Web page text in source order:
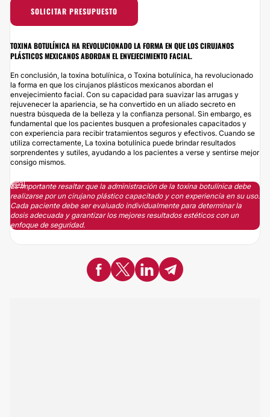
SOLICITAR PRESUPUESTO
TOXINA BOTULÍNICA HA REVOLUCIONADO LA FORMA EN QUE LOS CIRUJANOS
PLÁSTICOS MEXICANOS ABORDAN EL ENVEJECIMIENTO FACIAL.
En conclusión, la toxina botulínica, o Toxina botulínica, ha revolucionado
la forma en que los cirujanos plásticos mexicanos abordan el
envejecimiento facial. Con su capacidad para suavizar las arrugas y
rejuvenecer la apariencia, se ha convertido en un aliado secreto en
nuestra búsqueda de la belleza y la confianza personal. Sin embargo, es
fundamental que los pacientes busquen a profesionales capacitados y
con experiencia para recibir tratamientos seguros y efectivos. Cuando se
utiliza correctamente, La toxina botulínica puede brindar resultados
sorprendentes y sutiles, ayudando a los pacientes a verse y sentirse mejor
consigo mismos.
Es importante resaltar que la administración de la toxina botulínica debe
realizarse por un cirujano plástico capacitado y con experiencia en su uso.
Cada paciente debe ser evaluado individualmente para determinar la
dosis adecuada y garantizar los mejores resultados estéticos con un
enfoque de seguridad.